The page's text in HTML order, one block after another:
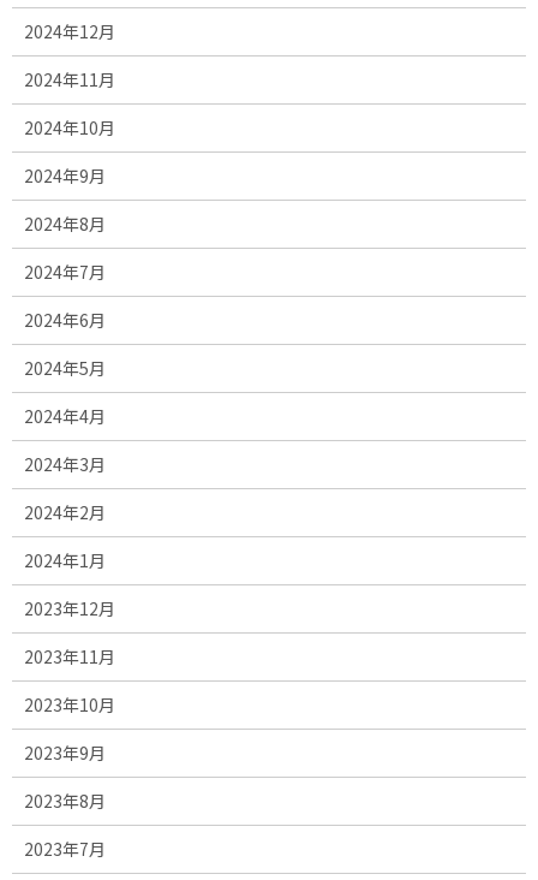
2024年12月
2024年11月
2024年10月
2024年9月
2024年8月
2024年7月
2024年6月
2024年5月
2024年4月
2024年3月
2024年2月
2024年1月
2023年12月
2023年11月
2023年10月
2023年9月
2023年8月
2023年7月